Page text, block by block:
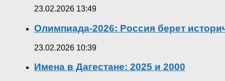
23.02.2026 13:49
Олимпиада-2026: Россия берет
23.02.2026 10:39
Имена в Дагестане: 2025 и 2000